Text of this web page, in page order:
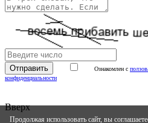
Продолжая использовать сайт, вы
Ознакомлен с
конфиденциальности
Вверх